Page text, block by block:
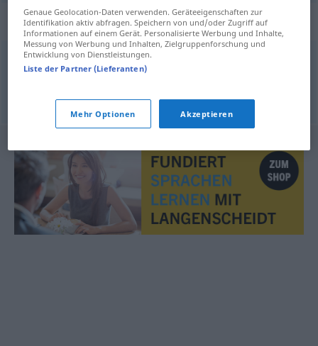
Synonyme für "spiegelglatt"
Rutschbahn (fig.),glatt
© OpenThesaurus.de
Genaue Geolocation-Daten verwenden. Geräteeigenschaften zur
Identifikation aktiv abfragen. Speichern von und/oder Zugriff auf
Informationen auf einem Gerät. Personalisierte Werbung und Inhalte,
Messung von Werbung und Inhalten, Zielgruppenforschung und
Entwicklung von Dienstleistungen.
Liste der Partner (Lieferanten)
Mehr Optionen Akzeptieren